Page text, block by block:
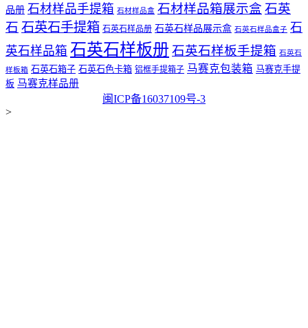
品册 石材样品手提箱 石材样品盒 石材样品箱展示盒 石英
石 石英石手提箱 石英石样品册 石英石样品展示盒 石英石样品盒子 石
英石样品箱 石英石样板册 石英石样板手提箱 石英石
样板箱 石英石箱子 石英石色卡箱 铝框手提箱子 马赛克包装箱 马赛克手提
板 马赛克样品册
闽ICP备16037109号-3
>